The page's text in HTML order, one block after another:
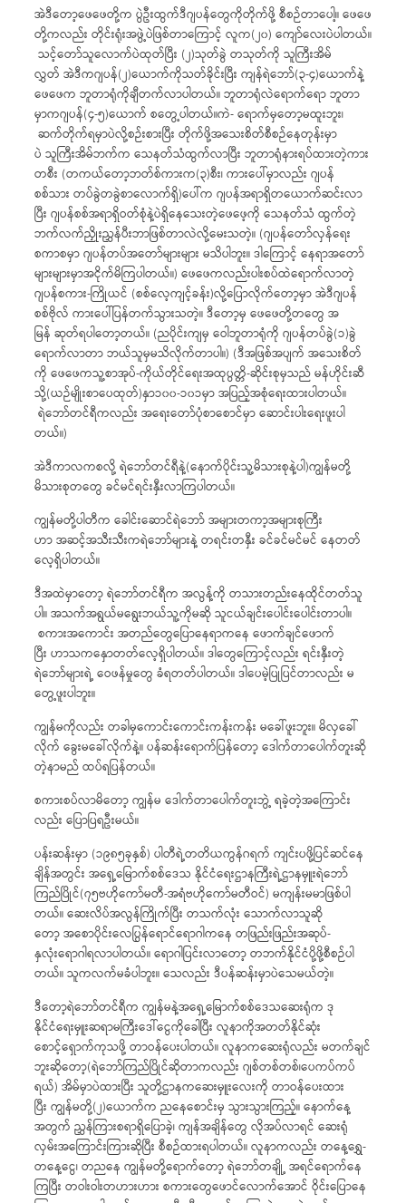
အဲဒီတော့ဖေဖေတို့က ပွဲဦးထွက်ဒီဂျပန်တွေကိုတိုက်ဖို့ စီစဉ်တာပေါ့။ ဖေဖေ
တို့ကလည်း တိုင်းရုံးအဖွဲ့ပဲဖြစ်တာကြောင့် လူက(၂၀) ကျော်လေးပဲပါတယ်။
သင့်တော်သူလောက်ပဲထုတ်ပြီး (၂)သုတ်ခွဲ တသုတ်ကို သူကြီးအိမ်
လွှတ် အဲဒီကဂျပန်(၂)ယောက်ကိုသတ်ခိုင်းပြီး ကျန်ရဲဘော်(၃-၄)ယောက်နဲ့
ဖေဖေက ဘူတာရုံကိုချီတက်လာပါတယ်။ ဘူတာရုံလဲရောက်ရော ဘူတာ
မှာကဂျပန်(၄-၅)ယောက် စတွေ့ပါတယ်။ကဲ- ရောက်မှတော့မထူးဘူး၊
ဆက်တိုက်ရမှာပဲလို့စဉ်းစားပြီး တိုက်ဖို့အသေးစိတ်စီစဉ်နေတုန်းမှာ
ပဲ သူကြီးအိမ်ဘက်က သေနတ်သံထွက်လာပြီး ဘူတာရုံနားရပ်ထားတဲ့ကား
တစီး (တကယ်တော့ဘတ်စ်ကားက(၃)စီး၊ ကားပေါ်မှာလည်း ဂျပန်
စစ်သား တပ်ခွဲတခွဲစာလောက်ရှိ)ပေါ်က ဂျပန်အရာရှိတယောက်ဆင်းလာ
ပြီး ဂျပန်စစ်အရာရှိဝတ်စုံနဲ့ပဲရှိနေသေးတဲ့ဖေဖေ့ကို သေနတ်သံ ထွက်တဲ့
ဘက်လက်ညှိုးညွှန်ပီးဘာဖြစ်တာလဲလို့မေးသတဲ့။ (ဂျပန်တော်လှန်ရေး
စကာစမှာ ဂျပန်တပ်အတော်များများ မသိပါဘူး။ ဒါကြောင့် နေရာအတော်
များများမှာအငိုက်မိကြပါတယ်။) ဖေဖေကလည်းပါးစပ်ထဲရောက်လာတဲ့
ဂျပန်စကား-ကြိုယင် (စစ်လေ့ကျင့်ခန်း)လို့ပြောလိုက်တော့မှာ အဲဒီဂျပန်
စစ်ဗိုလ် ကားပေါ်ပြန်တက်သွားသတဲ့။ ဒီတော့မှ ဖေဖေတို့တတွေ အ
မြန် ဆုတ်ရပါတော့တယ်။ (ညပိုင်းကျမှ ဝေါဘူတာရုံကို ဂျပန်တပ်ခွဲ(၁)ခွဲ
ရောက်လာတာ ဘယ်သူမှမသိလိုက်တာပါ။) (ဒီအဖြစ်အပျက် အသေးစိတ်
ကို ဖေဖေကသူ့စာအုပ်-ကိုယ်တိုင်ရေးအထုပွတ္တိ-ဆိုင်းစုမှသည် မန်ဟိုင်းဆီ
သို့(ယဉ်မျိုးစာပေထုတ်)နှာ၁၀၀-၁၀၁မှာ အပြည့်အစုံရေးထားပါတယ်။
ရဲဘော်တင်ရီကလည်း အရေးတော်ပုံစာစောင်မှာ ဆောင်းပါးရေးဖူးပါ
တယ်။)
အဲဒီကာလကစလို့ ရဲဘော်တင်ရီနဲ့(နောက်ပိုင်းသူ့မိသားစုနဲ့ပါ)ကျွန်မတို့
မိသားစုတတွေ ခင်မင်ရင်းနှီးလာကြပါတယ်။
ကျွန်မတို့ပါတီက ခေါင်းဆောင်ရဲဘော် အများတကာ့အများစုကြီး
ဟာ အဆင့်အသီးသီးကရဲဘော်များနဲ့ တရင်းတနှီး ခင်ခင်မင်မင် နေတတ်
လေ့ရှိပါတယ်။
ဒီအထဲမှာတော့ ရဲဘော်တင်ရီက အလွန့်ကို တသားတည်းနေထိုင်တတ်သူ
ပါ။ အသက်အရွယ်မရွေးဘယ်သူ့ကိုမဆို သူငယ်ချင်းပေါင်းပေါင်းတာပါ။
စကားအကောင်း အတည်တွေပြောနေရာကနေ ဖောက်ချင်ဖောက်
ပြီး ဟာသကနှောတတ်လေ့ရှိပါတယ်။ ဒါတွေကြောင့်လည်း ရင်းနှီးတဲ့
ရဲဘော်များရဲ့ ဝေဖန်မှုတွေ ခံရတတ်ပါတယ်။ ဒါပေမဲ့ပြုပြင်တာလည်း မ
တွေ့ဖူးပါဘူး။
ကျွန်မကိုလည်း တခါမှကောင်းကောင်းကန်းကန်း မခေါ်ဖူးဘူး။ မိလှခေါ်
လိုက် ခွေးမခေါ်လိုက်နဲ့။ ပန်ဆန်းရောက်ပြန်တော့ ဒေါက်တာပေါက်တူးဆို
တဲ့နာမည် ထပ်ရပြန်တယ်။
စကားစပ်လာမိတော့ ကျွန်မ ဒေါက်တာပေါက်တူးဘွဲ့ ရခဲ့တဲ့အကြောင်း
လည်း ပြောပြရဦးမယ်။
ပန်းဆန်းမှာ (၁၉၈၅ခုနှစ်) ပါတီရဲ့တတိယကွန်ဂရက် ကျင်းပဖို့ပြင်ဆင်နေ
ချိန်အတွင်း အရှေ့မြောက်စစ်ဒေသ နိုင်ငံရေးဌာနကြီးရဲ့ဌာနမှူးရဲဘော်
ကြည်ပြိုင်(၇၅ဗဟိုကော်မတီ-အရံဗဟိုကော်မတီဝင်) မကျန်းမမာဖြစ်ပါ
တယ်။ ဆေးလိပ်အလွန်ကြိုက်ပြီး တသက်လုံး သောက်လာသူဆို
တော့ အစောပိုင်းလေပြွန်ရောင်ရောဂါကနေ တဖြည်းဖြည်းအဆုပ်-
နှလုံးရောဂါရလာပါတယ်။ ရောဂါပြင်းလာတော့ တဘက်နိုင်ငံပို့ဖို့စီစဉ်ပါ
တယ်။ သူကလက်မခံပါဘူး။ သေလည်း ဒီပန်ဆန်းမှာပဲသေမယ်တဲ့။
ဒီတော့ရဲဘော်တင်ရီက ကျွန်မနဲ့အရှေ့မြောက်စစ်ဒေသဆေးရုံက ဒု
နိုင်ငံရေးမှူးဆရာမကြီးဒေါ်ငွေကိုခေါပြီး လူနာကိုအတတ်နိုင်ဆုံး
စောင့်ရှောက်ကုသဖို့ တာဝန်ပေးပါတယ်။ လူနာကဆေးရုံလည်း မတက်ချင်
ဘူးဆိုတော့(ရဲဘော်ကြည်ပြိုင်ဆိုတာကလည်း ဂျစ်တစ်တစ်၊ပေကပ်ကပ်
ရယ်) အိမ်မှာပဲထားပြီး သူတို့ဌာနကဆေးမှူးလေးကို တာဝန်ပေးထား
ပြီး ကျွန်မတို့(၂)ယောက်က ညနေစောင်းမှ သွားသွားကြည့်။ နောက်နေ့
အတွက် ညွှန်ကြားစရာရှိပြောခဲ့၊ ကျန်အချိန်တွေ လိုအပ်လာရင် ဆေးရုံ
လှမ်းအကြောင်းကြားဆိုပြီး စီစဉ်ထားရပါတယ်။ လူနာကလည်း တနေ့ရွှေ-
တနေ့ငွေ၊ တညနေ ကျွန်မတို့ရောက်တော့ ရဲဘော်တချို့ အရင်ရောက်နေ
ကြပြီး တဝါးဝါးတဟားဟား စကားတွေဖောင်လောက်အောင် ဝိုင်းပြောနေ